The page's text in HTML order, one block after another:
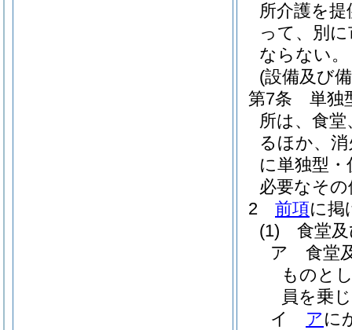
所介護を
って、別
ならない。
(設備及び
第7条
単独
所は、食
るほか、
に単独型
必要なそ
2
前項に掲
(1)
食堂
ア
食堂
ものと
員を乗
イ
アに